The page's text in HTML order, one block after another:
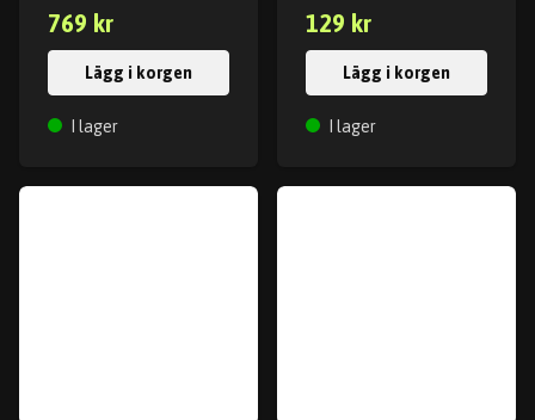
769 kr
Lägg i korgen
I lager
129 kr
Lägg i korgen
I lager